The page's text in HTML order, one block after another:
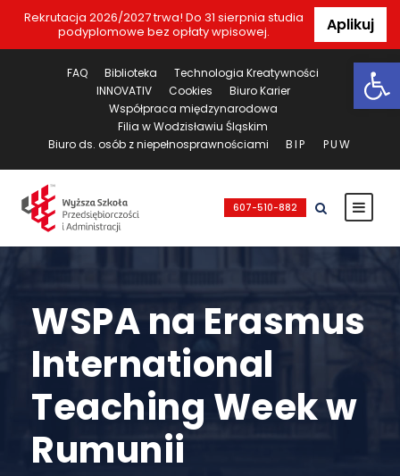
Rekrutacja 2026/2027 trwa! Do 31 sierpnia studia
podyplomowe bez opłaty wpisowej.
Aplikuj
FAQ Biblioteka
Technologia Kreatywności
INNOVATIV
Cookies
Biuro Karier
Współpraca międzynarodowa
Filia w Wodzisławiu Śląskim
Biuro ds. osób z niepełnosprawnościami
BIP PUW
607-510-882
WSPA na Erasmus
International
Teaching Week w
Rumunii